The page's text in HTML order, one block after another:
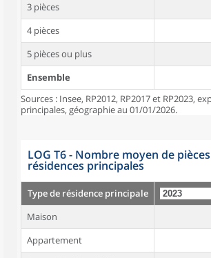
3 pièces
4 pièces
5 pièces ou plus
Ensemble
Sources : Insee, RP2012, RP2017 et RP2023,
principales, géographie au 01/01/2026.
LOG T6 - Nombre moyen de
résidences principales
Type de résidence principale
Maison
Appartement